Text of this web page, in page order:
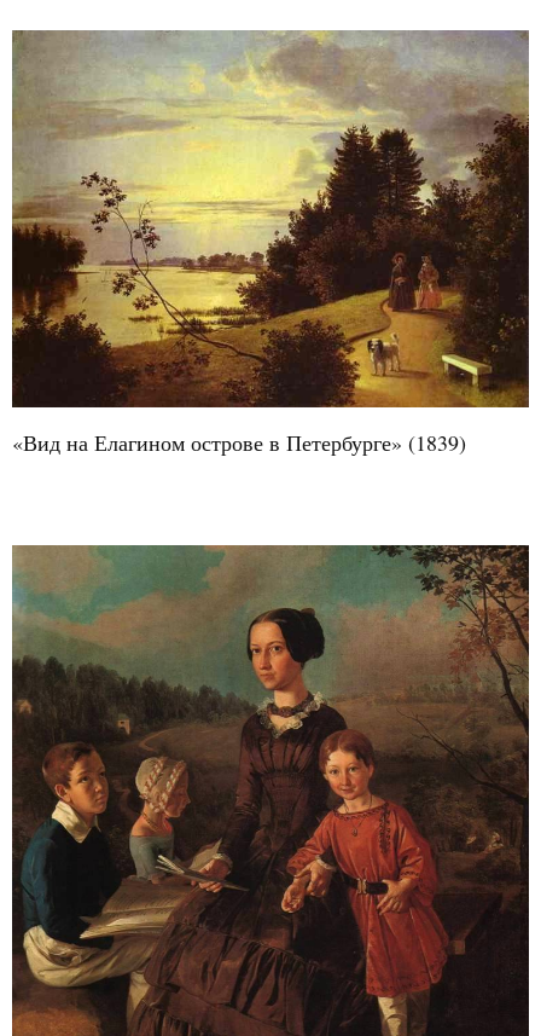
«Вид на Елагином острове в Петербурге» (1839)